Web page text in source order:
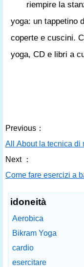
riempire la
yoga: un tappetino
coperte e cuscini.
yoga, CD e libri a
Previous：
All About la tecnica di
Next ：
Come fare esercizi a
idoneità
Aerobica
Bikram Yoga
cardio
esercitare